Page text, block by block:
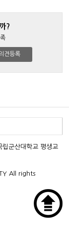
?
군산대학교 평생교
All rights